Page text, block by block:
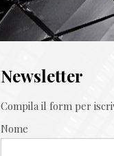
Newsletter
Compila il form per
Nome